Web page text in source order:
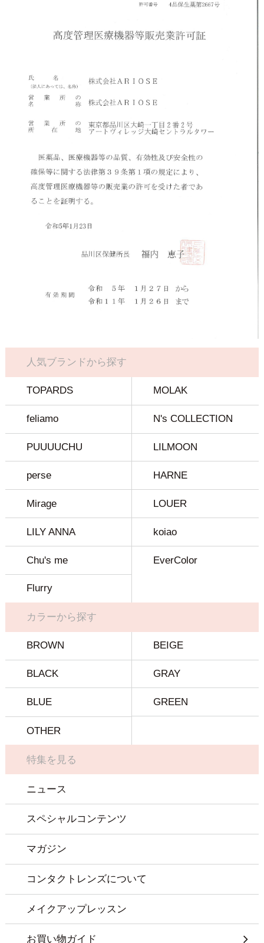
人気ブランドから探す
TOPARDS MOLAK
feliamo N's COLLECTION
PUUUUCHU LILMOON
perse HARNE
Mirage LOUER
LILY ANNA koiao
Chu's me EverColor
Flurry
カラーから探す
BROWN BEIGE
BLACK GRAY
BLUE GREEN
OTHER
特集を見る
ニュース
スペシャルコンテンツ
マガジン
コンタクトレンズについて
メイクアップレッスン
お買い物ガイド